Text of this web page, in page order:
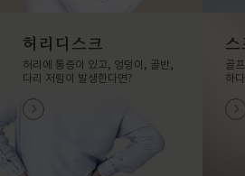
허리디스크
허리에 통증이 있고, 엉덩이, 골반,
다리 저림이 발생한다면?
골
하